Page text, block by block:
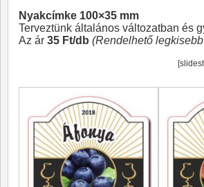
Nyakcímke 100×35 mm
Terveztünk általános változatban és
Az ár 35 Ft/db (Rendelhető